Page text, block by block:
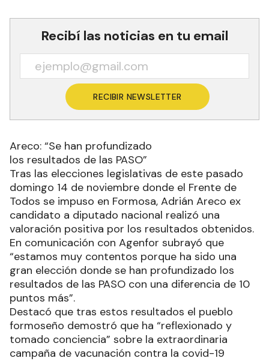
Recibí las noticias en tu email
RECIBIR NEWSLETTER
Areco: “Se han profundizado
los resultados de las PASO”
Tras las elecciones legislativas de este pasado
domingo 14 de noviembre donde el Frente de
Todos se impuso en Formosa, Adrián Areco ex
candidato a diputado nacional realizó una
valoración positiva por los resultados obtenidos.
En comunicación con Agenfor subrayó que
“estamos muy contentos porque ha sido una
gran elección donde se han profundizado los
resultados de las PASO con una diferencia de 10
puntos más”.
Destacó que tras estos resultados el pueblo
formoseño demostró que ha “reflexionado y
tomado conciencia” sobre la extraordinaria
campaña de vacunación contra la covid-19